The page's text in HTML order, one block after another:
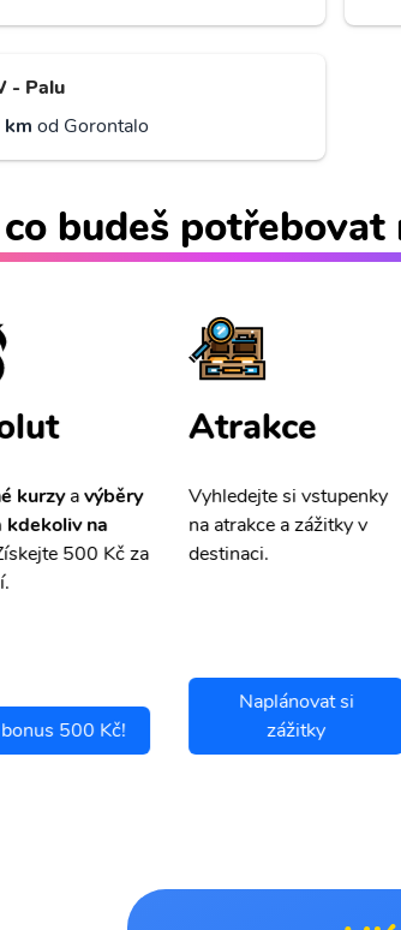
- Palu
od Gorontalo
budeš potřebovat
kurzyavýběry
kdekoliv na
500 Kč za
500 Kč!
Atrakce
Vyhledejte si vstupenky
na atrakce a zážitky v
destinaci.
Naplánovat si
zážitky